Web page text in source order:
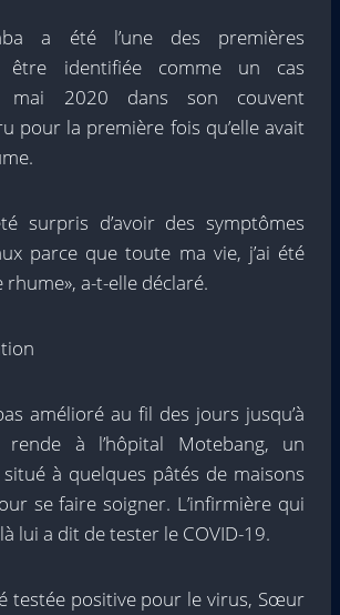
a été l’une des premières
être identifiée comme un cas
mai 2020 dans son couvent
pour la première fois qu’elle avait
surpris d’avoir des symptômes
parce que toute ma vie, j’ai été
a-t-elle déclaré.
amélioré au fil des jours jusqu’à
rende à l’hôpital Motebang, un
à quelques pâtés de maisons
se faire soigner. L’infirmière qui
lui a dit de tester le COVID-19.
testée positive pour le virus, Sœur